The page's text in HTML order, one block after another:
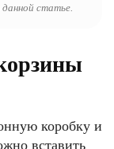
статье.
коробку и
вставить